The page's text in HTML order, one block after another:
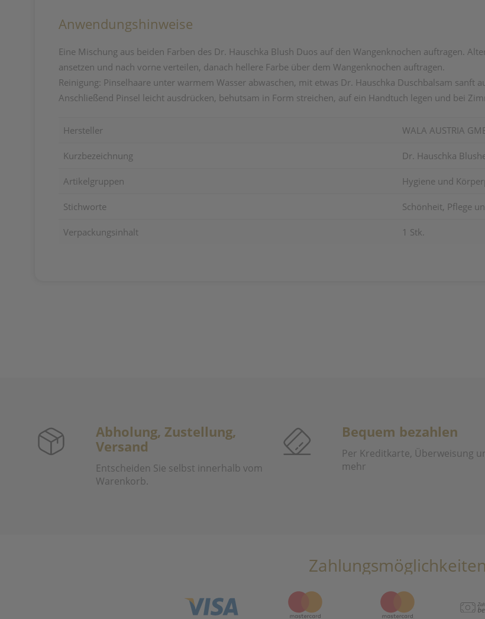
Anwendungshinweise
Eine Mischung aus beiden Farben des Dr. Hauschka Blush Duos auf den Wangenknochen auftragen.
ansetzen und nach vorne verteilen, danach hellere Farbe über dem Wangenknochen auftragen.
Reinigung: Pinselhaare unter warmem Wasser abwaschen, mit etwas Dr. Hauschka Duschbalsam sanft
Anschließend Pinsel leicht ausdrücken, behutsam in Form streichen, auf ein Handtuch legen und bei
Hersteller WALA AUSTRIA
Kurzbezeichnung Dr. Hauschka
Artikelgruppen Hygiene und
Stichworte Schönheit, Pflege
Verpackungsinhalt 1 Stk.
Abholung, Zustellung,
Versand
Entscheiden Sie selbst innerhalb vom
Warenkorb.
Bequem bezahlen
Per Kreditkarte, Überweisung
mehr
Zahlungsmöglichkeiten